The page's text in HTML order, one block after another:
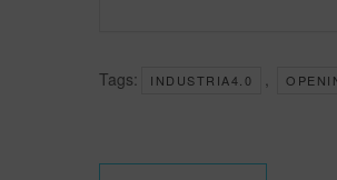
Tags: INDUSTRIA4.0 ,